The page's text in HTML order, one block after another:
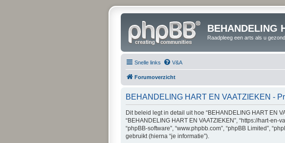
BEHANDELING
Raadpleeg een arts als u
Snelle links V&A
Forumoverzicht
BEHANDELING HART EN VAATZIEKEN -
Dit beleid legt in detail uit hoe “BEHANDELING HART EN
“BEHANDELING HART EN VAATZIEKEN”, “https://hart-en-
“phpBB-software”, “www.phpbb.com”, “phpBB Limited”,
gebruikt (hierna “je informatie”).